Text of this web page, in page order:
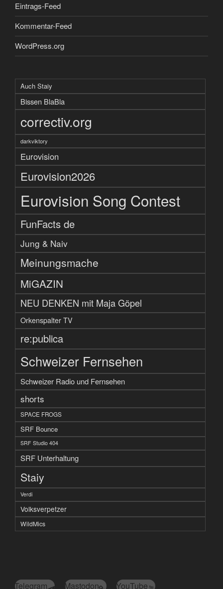
Eintrags-Feed
Kommentar-Feed
WordPress.org
Auch Staiy
Bissen BlaBla
correctiv.org
darkviktory
Eurovision
Eurovision2026
Eurovision Song Contest
FunFacts de
Jung & Naiv
Meinungsmache
MiGAZIN
NEU DENKEN mit Maja Göpel
Orkenspalter TV
re:publica
Schweizer Fernsehen
Schweizer Radio und Fernsehen
shorts
SPACE FROGS
SRF Bounce
SRF Studio 404
SRF Unterhaltung
Staiy
Verdi
Volksverpetzer
WildMics
Telegram Mastodon YouTube